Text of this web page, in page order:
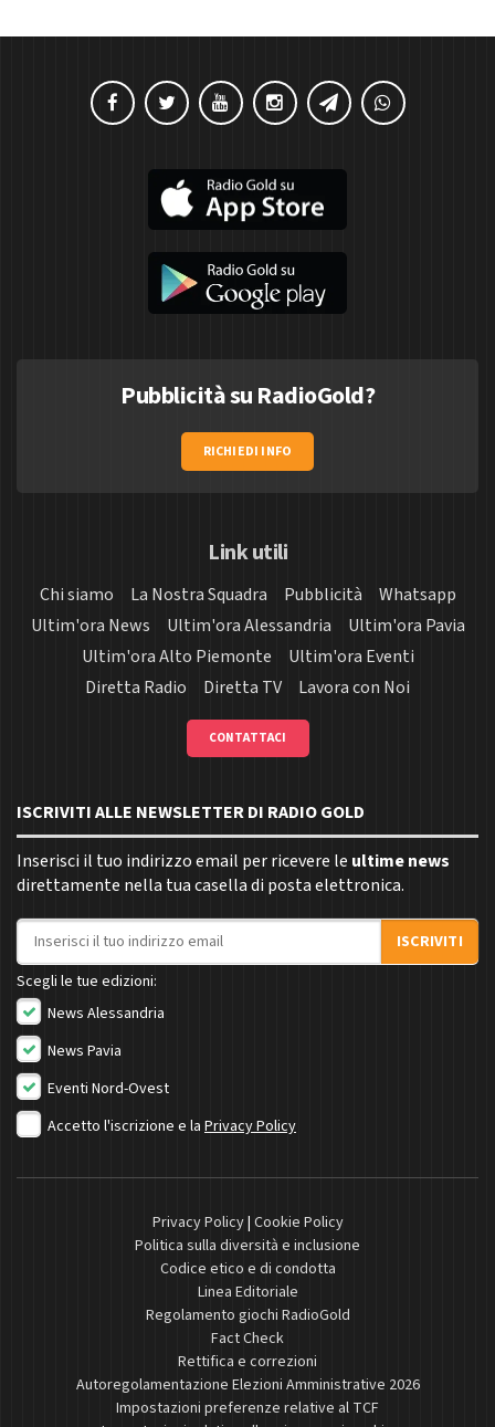
Pubblicità su RadioGold?
RICHIEDI INFO
Link utili
Chi siamo La Nostra Squadra Pubblicità
Whatsapp
Ultim'ora News
Ultim'ora Alessandria
Ultim'ora Pavia
Ultim'ora Alto Piemonte
Ultim'ora Eventi
Diretta Radio
Diretta TV Lavora con Noi
CONTATTACI
ISCRIVITI ALLE NEWSLETTER DI RADIO GOLD
Inserisci il tuo indirizzo email per ricevere le ultime news
direttamente nella tua casella di posta elettronica.
Indirizzo email
ISCRIVITI
Scegli le tue edizioni:
News Alessandria
News Pavia
Eventi Nord-Ovest
Accetto l'iscrizione e la Privacy Policy
Privacy Policy| Cookie Policy
Politica sulla diversità e inclusione
Codice etico e di condotta
Linea Editoriale
Regolamento giochi RadioGold
Fact Check
Rettifica e correzioni
Autoregolamentazione Elezioni Amministrative 2026
Impostazioni preferenze relative al TCF